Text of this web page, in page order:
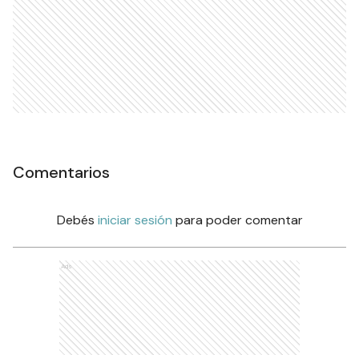
Comentarios
Debés iniciar sesión para poder comentar
Ads